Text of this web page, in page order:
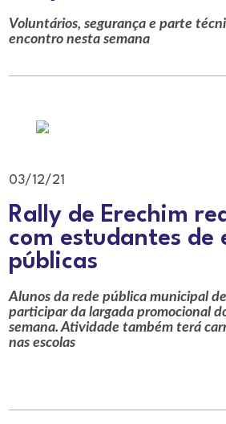
Voluntários, segurança e parte
encontro nesta semana
03/12/21
Rally de Erechim
com estudantes de
públicas
Alunos da rede pública municipal
participar da largada promocional
semana. Atividade também terá
nas escolas